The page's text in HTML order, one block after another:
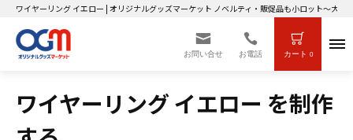
ワイヤーリング イエロー | オリジナルグッズマーケット ノベルティ・販促品も小ロット～大ロ
お問い合せ お電話 カート 0
ワイヤーリング イエロー を制作